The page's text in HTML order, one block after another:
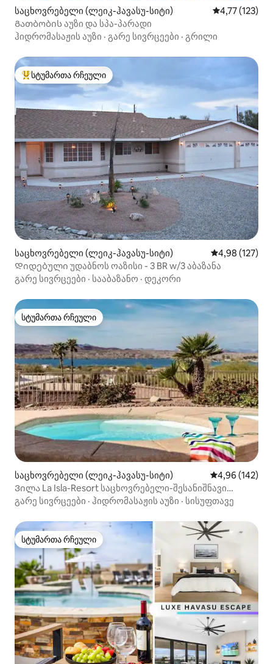
საცხოვრებელი (ლეიკ-ჰავასუ-სიტი) საშუალო
4,77 (123)
Გათბობის აუზი და სპა-პარადი
ჰიდრომასაჟის აუზი · გარე სივრცეები · გრილი
სტუმართა რჩეული მოწინავე ვარიანტი
სტუმართა რჩეული
საცხოვრებელი (ლეიკ-ჰავასუ-სიტი) საშუალო
4,98 (127)
Დიდებული უდაბნოს ოაზისი - 3 BR w/3 აბაზანა
გარე სივრცეები · სააბაზანო · დეკორი
სტუმართა რჩეული
სტუმართა რჩეული
საცხოვრებელი (ლეიკ-ჰავასუ-სიტი) საშუალო
4,96 (142)
Ვილა La Isla-Resort საცხოვრებელი-შესანიშნავი
ხედები
გარე სივრცეები · ჰიდრომასაჟის აუზი · სისუფთავე
სტუმართა რჩეული
სტუმართა რჩეული